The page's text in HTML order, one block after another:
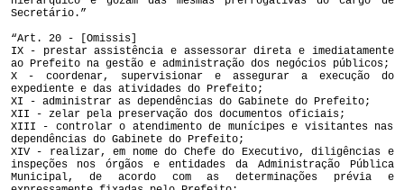
Secretário.”
“Art. 20 - [Omissis]
IX - prestar assistência e assessorar direta e imediatamente
ao Prefeito na gestão e administração dos negócios públicos;
X - coordenar, supervisionar e assegurar a execução do
expediente e das atividades do Prefeito;
XI - administrar as dependências do Gabinete do Prefeito;
XII - zelar pela preservação dos documentos oficiais;
XIII - controlar o atendimento de munícipes e visitantes nas
dependências do Gabinete do Prefeito;
XIV - realizar, em nome do Chefe do Executivo, diligências e
inspeções nos órgãos e entidades da Administração Pública
Municipal, de acordo com as determinações prévia e